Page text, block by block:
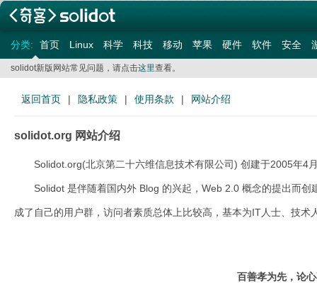
分类: 首页 Linux 科学 科技 移动 苹果 硬件 软件 安全
solidot新版网站常见问题，请点击这里查看。
返回首页 | 隐私政策 | 使用条款 | 网站介绍
solidot.org 网站介绍
Solidot.org(北京第二十六维信息技术有限公司) 创建于2005年4
Solidot 是伴随着国内外 Blog 的兴起，Web 2.0 概念的提出而
成了自己的用户群，访问者素质总体上比较高，基本为IT人士、技术
百善孝为先，论